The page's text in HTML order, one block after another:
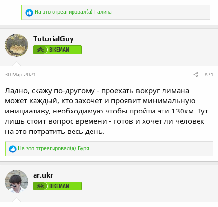
Р
а
ц
и
На это отреагировал(а) Галина
TutorialGuy
BIKEMAN
30 Мар 2021 #21
Ладно, скажу по-другому - проехать вокруг лимана
может каждый, кто захочет и проявит минимальную
инициативу, необходимую чтобы пройти эти 130км. Тут
лишь стоит вопрос времени - готов и хочет ли человек
на это потратить весь день.
Р
а
к
ц
и
и
:
На это отреагировал(а) Буря
ar.ukr
BIKEMAN